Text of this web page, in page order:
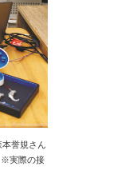
誉規さん
※実際の接